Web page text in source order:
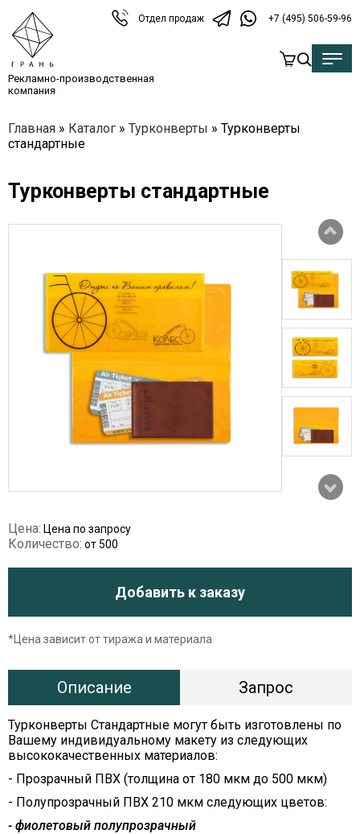
Отдел продаж +7 (495) 506-59-96
Рекламно-производственная
компания
Главная » Каталог » Турконверты » Турконверты
стандартные
Турконверты стандартные
Цена: Цена по запросу
Количество: от 500
Добавить к заказу
*Цена зависит от тиража и материала
Описание Запрос
Турконверты Стандартные могут быть изготовлены по
Вашему индивидуальному макету из следующих
высококачественных материалов:
- Прозрачный ПВХ (толщина от 180 мкм до 500 мкм)
- Полупрозрачный ПВХ 210 мкм следующих цветов:
- фиолетовый полупрозрачный